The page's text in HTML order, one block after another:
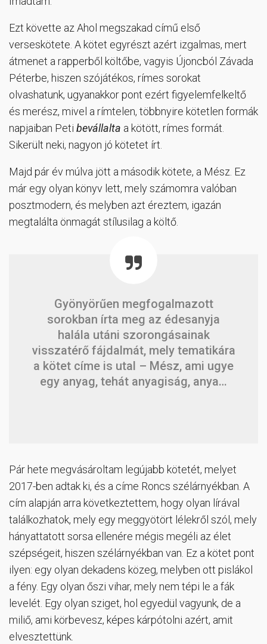
Ezt követte az Ahol megszakad című első
verseskötete. A kötet egyrészt azért izgalmas, mert
átmenet a rapperből költőbe, vagyis Újoncból Závada
Péterbe, hiszen szójátékos, rímes sorokat
olvashatunk, ugyanakkor pont ezért figyelemfelkeltő
és merész, mivel a rímtelen, többnyire kötetlen formák
napjaiban Peti bevállalta a kötött, rímes formát.
Sikerült neki, nagyon jó kötetet írt.
Majd pár év múlva jött a második kötete, a Mész. Ez
már egy olyan könyv lett, mely számomra valóban
posztmodern, és melyben azt éreztem, igazán
megtalálta önmagát stílusilag a költő.
Gyönyörűen megfogalmazott
sorokban írta meg az édesanyja
halála utáni szorongásainak
visszatérő fájdalmát, mely tematikára
a kötet címe is utal – Mész, ami ugye
egy anyag, tehát anyagiság, anya…
Pár hete megvásároltam legújabb kötetét, melyet
2017-ben adtak ki, és a címe Roncs szélárnyékban. A
cím alapján arra következtettem, hogy olyan lírával
találkozhatok, mely egy meggyötört lélekről szól, mely
hányattatott sorsa ellenére mégis megéli az élet
szépségeit, hiszen szélárnyékban van. Ez a kötet pont
ilyen: egy olyan dekadens közeg, melyben ott pislákol
a fény. Egy olyan őszi vihar, mely nem tépi le a fák
levelét. Egy olyan sziget, hol egyedül vagyunk, de a
miliő, ami körbevesz, képes kárpótolni azért, amit
elvesztettünk.